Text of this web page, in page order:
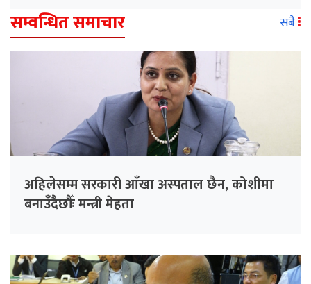
सम्वन्धित समाचार सबै
अहिलेसम्म सरकारी आँखा अस्पताल छैन, कोशीमा
बनाउँदैछौँः मन्त्री मेहता